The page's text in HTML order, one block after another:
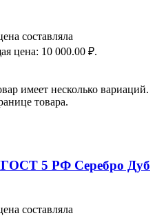
составляла
цена: 10 000.00 ₽.
имеет несколько вариаций.
товара.
5 РФ Серебро Дуб
составляла